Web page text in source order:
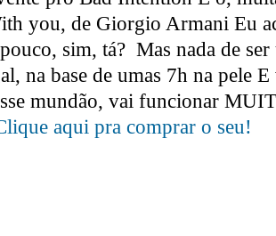
you, de Giorgio Armani Eu
sim, tá? Mas nada de
na base de umas 7h na pele E
mundão, vai funcionar
aqui pra comprar o seu!